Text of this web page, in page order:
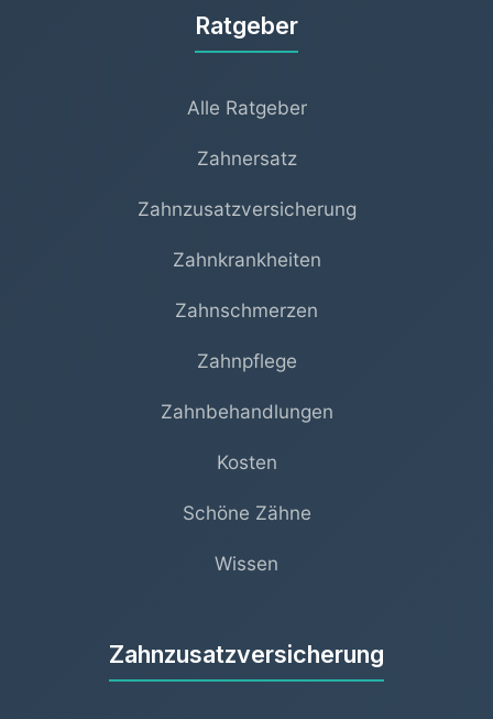
Ratgeber
Alle Ratgeber
Zahnersatz
Zahnzusatzversicherung
Zahnkrankheiten
Zahnschmerzen
Zahnpflege
Zahnbehandlungen
Kosten
Schöne Zähne
Wissen
Zahnzusatzversicherung